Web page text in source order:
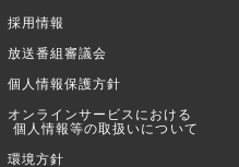
採用情報
放送番組審議会
個人情報保護方針
オンラインサービスにおける
個人情報等の取扱いについて
環境方針